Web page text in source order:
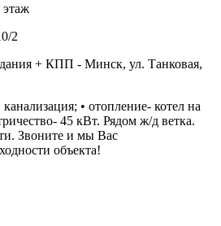
этаж
2
+ КПП - Минск, ул. Танковая,
• отопление- котел на
45 кВт. Рядом ж/д ветка.
Звоните и мы Вас
объекта!